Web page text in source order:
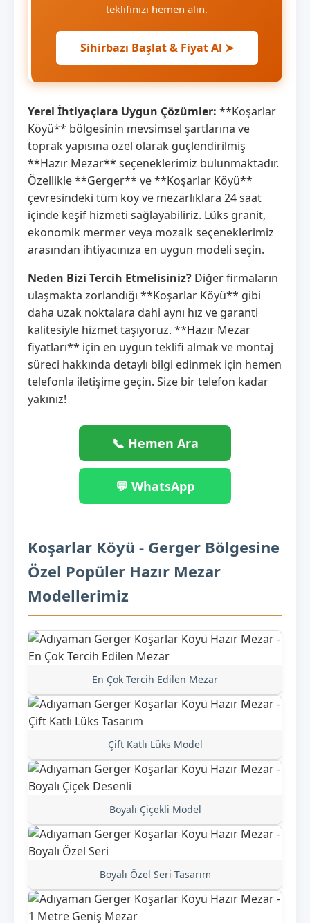
teklifinizi hemen alın.
Sihirbazı Başlat & Fiyat Al ➤
Yerel İhtiyaçlara Uygun Çözümler: **Koşarlar
Köyü** bölgesinin mevsimsel şartlarına ve
toprak yapısına özel olarak güçlendirilmiş
**Hazır Mezar** seçeneklerimiz bulunmaktadır.
Özellikle **Gerger** ve **Koşarlar Köyü**
çevresindeki tüm köy ve mezarlıklara 24 saat
içinde keşif hizmeti sağlayabiliriz. Lüks granit,
ekonomik mermer veya mozaik seçeneklerimiz
arasından ihtiyacınıza en uygun modeli seçin.
Neden Bizi Tercih Etmelisiniz? Diğer firmaların
ulaşmakta zorlandığı **Koşarlar Köyü** gibi
daha uzak noktalara dahi aynı hız ve garanti
kalitesiyle hizmet taşıyoruz. **Hazır Mezar
fiyatları** için en uygun teklifi almak ve montaj
süreci hakkında detaylı bilgi edinmek için hemen
telefonla iletişime geçin. Size bir telefon kadar
yakınız!
📞 Hemen Ara
💬 WhatsApp
Koşarlar Köyü - Gerger Bölgesine
Özel Popüler Hazır Mezar
Modellerimiz
En Çok Tercih Edilen Mezar
Çift Katlı Lüks Model
Boyalı Çiçekli Model
Boyalı Özel Seri Tasarım